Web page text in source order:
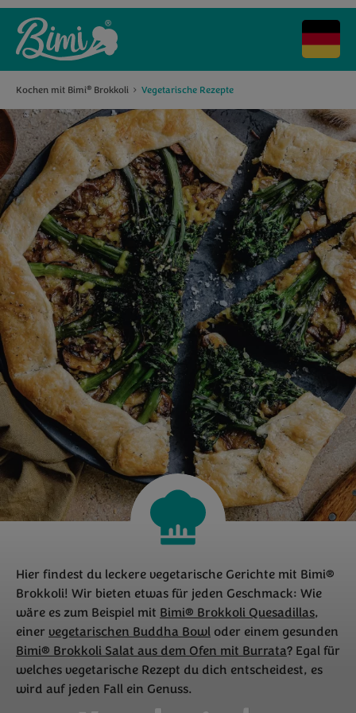
Kochen mit Bimi® Brokkoli Vegetarische Rezepte
Hier findest du leckere vegetarische Gerichte mit Bimi®
Brokkoli! Wir bieten etwas für jeden Geschmack: Wie
wäre es zum Beispiel mit Bimi® Brokkoli Quesadillas,
einervegetarischen Buddha Bowl oder einem gesunden
Bimi® Brokkoli Salat aus dem Ofen mit Burrata? Egal für
welches vegetarische Rezept du dich entscheidest, es
wird auf jeden Fall ein Genuss.